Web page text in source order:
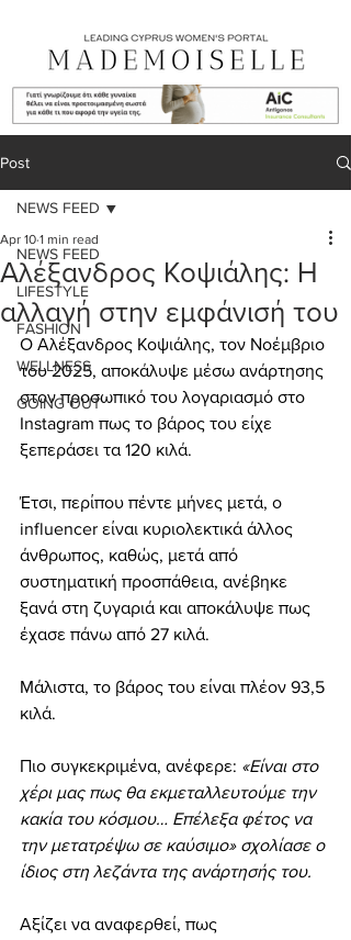
Post
NEWS FEED
LIFESTYLE
FASHION
WELLNESS
GOING OUT
NEWS FEED
Αλέξανδρος Κοψιάλης: Η
αλλαγή στην εμφάνισή του
Apr 10 1 min read
Ο Αλέξανδρος Κοψιάλης, τον Νοέμβριο
του 2025, αποκάλυψε μέσω ανάρτησης
στον προσωπικό του λογαριασμό στο
Instagram πως το βάρος του είχε
ξεπεράσει τα 120 κιλά.
Έτσι, περίπου πέντε μήνες μετά, ο
influencer είναι κυριολεκτικά άλλος
άνθρωπος, καθώς, μετά από
συστηματική προσπάθεια, ανέβηκε
ξανά στη ζυγαριά και αποκάλυψε πως
έχασε πάνω από 27 κιλά.
Μάλιστα, το βάρος του είναι πλέον 93,5
κιλά.
Πιο συγκεκριμένα, ανέφερε: «Είναι στο
χέρι μας πως θα εκμεταλλευτούμε την
κακία του κόσμου… Επέλεξα φέτος να
την μετατρέψω σε καύσιμο» σχολίασε ο
ίδιος στη λεζάντα της ανάρτησής του.
Αξίζει να αναφερθεί, πως